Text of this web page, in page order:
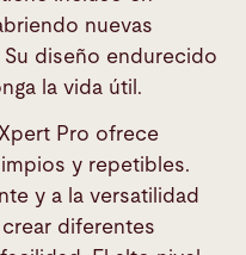
nuevas
diseño endurecido
la vida útil.
Pro ofrece
y repetibles.
y a la versatilidad
diferentes